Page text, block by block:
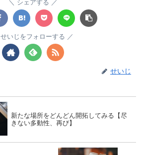
シェアする
せいじをフォローする
せいじ
新たな場所をどんどん開拓してみる【尽
きない多動性、再び】